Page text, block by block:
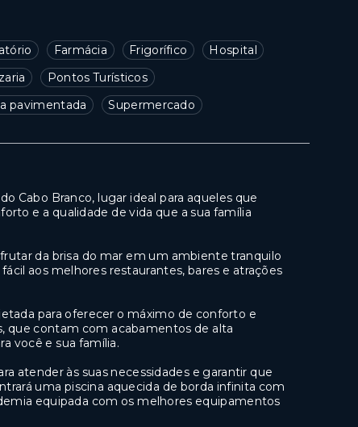
Farmácia Frigorífico
Hospital
Pontos Turísticos
pavimentada Supermercado
Cabo Branco, lugar ideal para aqueles que
e a qualidade de vida que a sua família
da brisa do mar em um ambiente tranquilo
aos melhores restaurantes, bares e atrações
para oferecer o máximo de conforto e
que contam com acabamentos de alta
você e sua família.
atender às suas necessidades e garantir que
uma piscina aquecida de borda infinita com
equipada com os melhores equipamentos